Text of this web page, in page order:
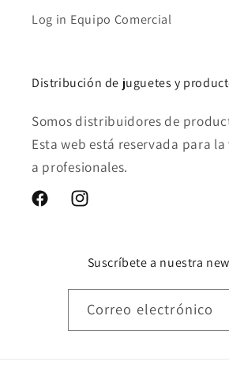
Log in Equipo Comercial
Distribución de juguetes y
Somos distribuidores de
Esta web está reservada para
a profesionales.
FacebookInstagram
Suscríbete a nuestra
Correo electrónico